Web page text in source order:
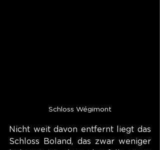
Schloss Wégimont
Nicht weit davon entfernt liegt das
Schloss Boland, das zwar weniger